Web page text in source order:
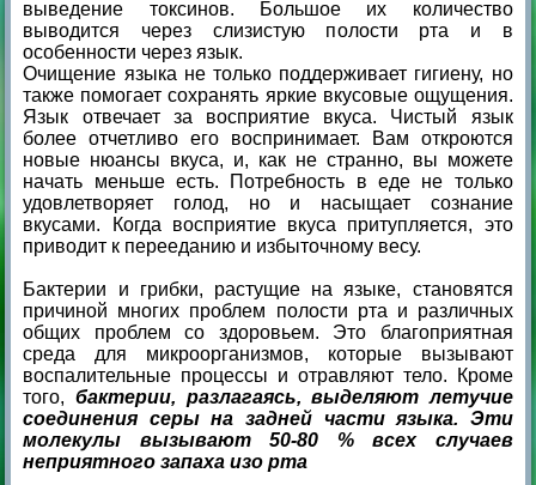
выведение токсинов. Большое их количество
выводится через слизистую полости рта и в
особенности через язык.
Очищение языка не только поддерживает гигиену, но
также помогает сохранять яркие вкусовые ощущения.
Язык отвечает за восприятие вкуса. Чистый язык
более отчетливо его воспринимает. Вам откроются
новые нюансы вкуса, и, как не странно, вы можете
начать меньше есть. Потребность в еде не только
удовлетворяет голод, но и насыщает сознание
вкусами. Когда восприятие вкуса притупляется, это
приводит к перееданию и избыточному весу.
Бактерии и грибки, растущие на языке, становятся
причиной многих проблем полости рта и различных
общих проблем со здоровьем. Это благоприятная
среда для микроорганизмов, которые вызывают
воспалительные процессы и отравляют тело. Кроме
того, бактерии, разлагаясь, выделяют летучие
соединения серы на задней части языка. Эти
молекулы вызывают 50-80 % всех случаев
неприятного запаха изо рта